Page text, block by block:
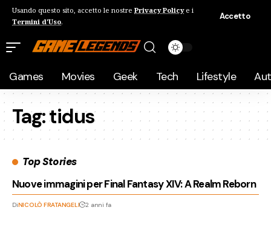
Usando questo sito, accetto le nostre Privacy Policye i
Termini d'Uso.
Accetto
Games Movies Geek Tech Lifestyle
Tag:tidus
Top Stories
Nuove immagini per Final Fantasy XIV: A Realm Reborn
DiNICOLÒ FRATANGELI 2 anni fa